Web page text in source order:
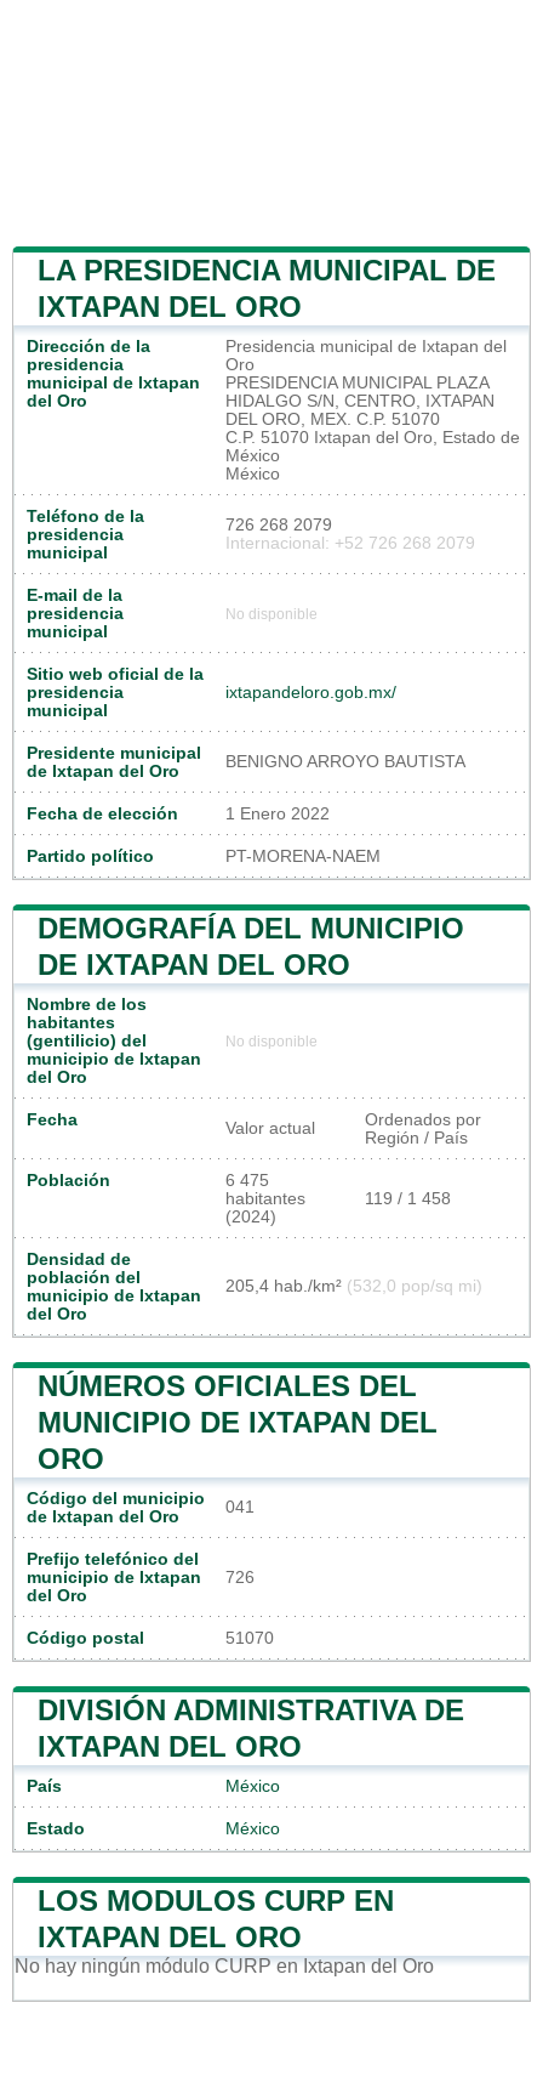
LA PRESIDENCIA MUNICIPAL DE
IXTAPAN DEL ORO
Dirección de la
presidencia
municipal de Ixtapan
del Oro
Presidencia municipal de Ixtapan del
Oro
PRESIDENCIA MUNICIPAL PLAZA
HIDALGO S/N, CENTRO, IXTAPAN
DEL ORO, MEX. C.P. 51070
C.P. 51070 Ixtapan del Oro, Estado de
México
México
Teléfono de la
presidencia
municipal
726 268 2079
Internacional: +52 726 268 2079
E-mail de la
presidencia
municipal
No disponible
Sitio web oficial de la
presidencia
municipal
ixtapandeloro.gob.mx/
Presidente municipal
de Ixtapan del Oro
BENIGNO ARROYO BAUTISTA
Fecha de elección 1 Enero 2022
Partido político PT-MORENA-NAEM
DEMOGRAFÍA DEL MUNICIPIO
DE IXTAPAN DEL ORO
Nombre de los
habitantes
(gentilicio) del
municipio de Ixtapan
del Oro
No disponible
Fecha Valor actual
Ordenados por
Región / País
Población
6 475
habitantes
(2024)
119 / 1 458
Densidad de
población del
municipio de Ixtapan
del Oro
205,4 hab./km² (532,0 pop/sq mi)
NÚMEROS OFICIALES DEL
MUNICIPIO DE IXTAPAN DEL
ORO
Código del municipio
de Ixtapan del Oro
041
Prefijo telefónico del
municipio de Ixtapan
del Oro
726
Código postal 51070
DIVISIÓN ADMINISTRATIVA DE
IXTAPAN DEL ORO
País México
Estado México
LOS MODULOS CURP EN
IXTAPAN DEL ORO
No hay ningún módulo CURP en Ixtapan del Oro